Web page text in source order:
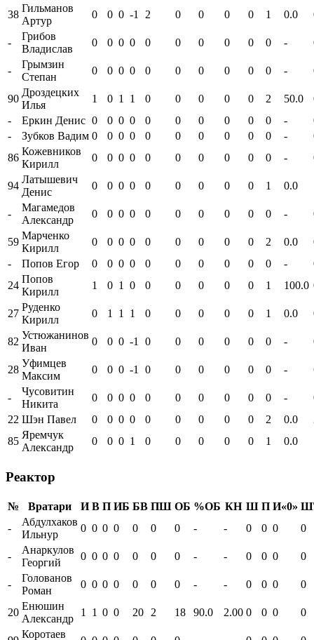
38
Гильманов
Артур
0 0 0 -1 2 0 0 0 0 1 0.0
-
Грибов
Владислав
0 0 0 0 0 0 0 0 0 0 -
-
Грымзин
Степан
0 0 0 0 0 0 0 0 0 0 -
90
Дроздецких
Илья
1 0 1 1 0 0 0 0 0 2 50.0
-
Еркин Денис 0 0 0 0 0 0 0 0 0 0 -
-
Зубков Вадим 0 0 0 0 0 0 0 0 0 0 -
86
Кожевников
Кирилл
0 0 0 0 0 0 0 0 0 0 -
94
Латышевич
Денис
0 0 0 0 0 0 0 0 0 1 0.0
-
Магамедов
Александр
0 0 0 0 0 0 0 0 0 0 -
59
Марченко
Кирилл
0 0 0 0 0 0 0 0 0 2 0.0
-
Попов Егор 0 0 0 0 0 0 0 0 0 0 -
24
Попов
Кирилл
1 0 1 0 0 0 0 0 0 1 100.0
27
Руденко
Кирилл
0 1 1 1 0 0 0 0 0 1 0.0
82
Устюжанинов
Иван
0 0 0 -1 0 0 0 0 0 0 -
28
Уфимцев
Максим
0 0 0 -1 0 0 0 0 0 0 -
-
Чусовитин
Никита
0 0 0 0 0 0 0 0 0 0 -
22 Шэн Павел 0 0 0 0 0 0 0 0 0 2 0.0
85
Яремчук
Александр
0 0 0 1 0 0 0 0 0 1 0.0
Реактор
№ Вратари И В П ИБ БВ ПШ ОБ %ОБ КН Ш П И«0»
-
Абдулхаков
Ильнур
0 0 0 0 0 0 0 - - 0 0 0 0
-
Анаркулов
Георгий
0 0 0 0 0 0 0 - - 0 0 0 0
-
Голованов
Роман
0 0 0 0 0 0 0 - - 0 0 0 0
20
Енюшин
Александр
1 1 0 0 20 2 18 90.0 2.00 0 0 0 0
Коротаев